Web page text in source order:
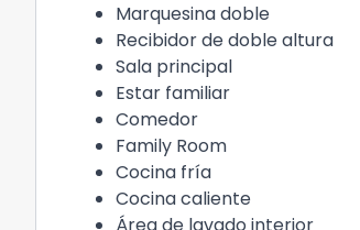
Marquesina doble
Recibidor de doble altura
Sala principal
Estar familiar
Comedor
Family Room
Cocina fría
Cocina caliente